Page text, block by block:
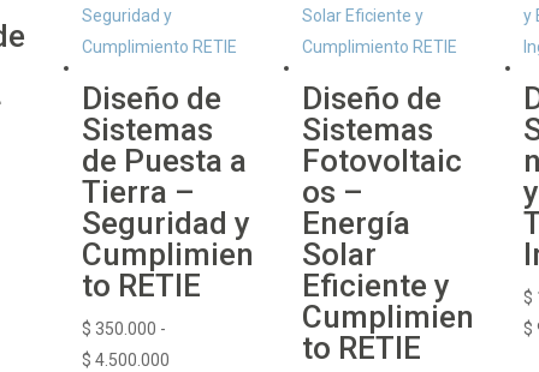
Diseño de
Sistemas
de Puesta a
Tierra –
Seguridad y
Cumplimien
to RETIE
$ 350.000 -
$ 4.500.000Rango
Diseño de
Sistemas
Fotovoltaic
os –
Energía
Solar
Eficiente y
Cumplimien
to RETIE
$
$